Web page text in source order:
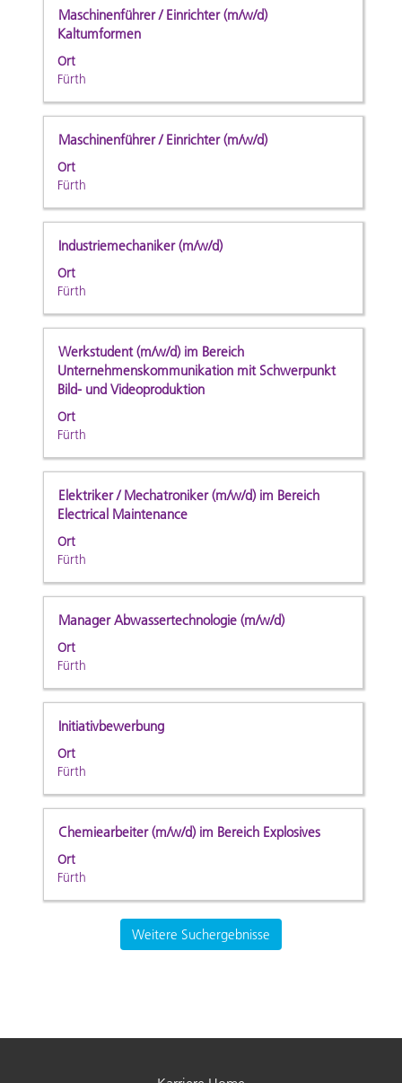
die
Stelleninformationen
anzuzeigen.
Stellenbezeichnung
Maschinenführer / Einrichter (m/w/d)
Kaltumformen
Ort
Fürth
Drücken
Sie
die
Leertaste,
die
Stelleninformationen
anzuzeigen.
Stellenbezeichnung
Maschinenführer / Einrichter (m/w/d)
Ort
Fürth
Drücken
Sie
die
um
die
Stelleninformationen
vollständig
anzuzeigen.
Stellenbezeichnung
Industriemechaniker (m/w/d)
Ort
Fürth
Drücken
Sie
die
um
die
Stelleninformationen
vollständig
Stellenbezeichnung
Werkstudent (m/w/d) im Bereich
Unternehmenskommunikation mit Schwerpunkt
Bild- und Videoproduktion
Ort
Fürth
Drücken
Sie
die
Leertaste,
um
Stelleninformationen
vollständig
anzuzeigen.
Stellenbezeichnung
Elektriker / Mechatroniker (m/w/d) im Bereich
Electrical Maintenance
Ort
Fürth
Drücken
Sie
die
Leertaste,
die
Stelleninformationen
vollständig
anzuzeigen.
Stellenbezeichnung
Manager Abwassertechnologie (m/w/d)
Ort
Fürth
Drücken
Sie
die
um
die
Stelleninformationen
vollständig
anzuzeigen.
Stellenbezeichnung
Initiativbewerbung
Ort
Fürth
Drücken
Sie
die
um
die
Stelleninformationen
vollständig
anzuzeigen.
Stellenbezeichnung
Chemiearbeiter (m/w/d) im Bereich Explosives
Ort
Fürth
Drücken
Sie
die
Stelleninformationen
Weitere Suchergebnisse